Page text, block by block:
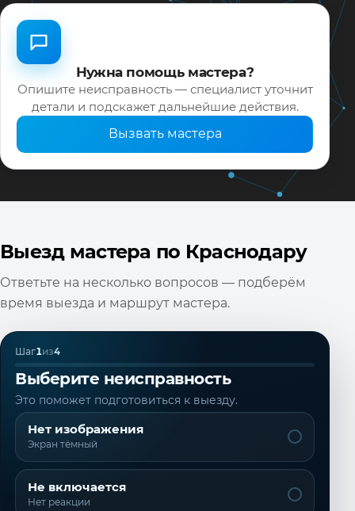
Нужна помощь мастера?
Опишите неисправность — специалист уточнит
детали и подскажет дальнейшие действия.
Вызвать мастера
Выезд мастера по Краснодару
Ответьте на несколько вопросов — подберём
время выезда и маршрут мастера.
Шаг1из4
Выберите неисправность
Это поможет подготовиться к выезду.
Нет изображения
Экран тёмный
Не включается
Нет реакции